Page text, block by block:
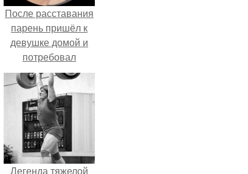
После расставания
парень пришёл к
девушке домой и
потребовал
вернуть всё, что
когда-либо ей
дарил.
Легенда тяжелой